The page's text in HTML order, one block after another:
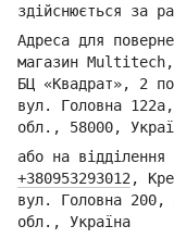
здійснюється за
Адреса для
магазин Multitech,
БЦ «Квадрат», 2
вул. Головна
обл., 58000,
або на відділення
+380953293012 , Кре
вул. Головна 200,
обл., Україна